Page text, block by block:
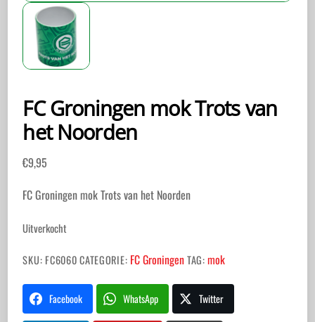
FC Groningen mok Trots van
het Noorden
€9,95
FC Groningen mok Trots van het Noorden
Uitverkocht
SKU: FC6060CATEGORIE: FC GroningenTAG:mok
Facebook WhatsApp Twitter